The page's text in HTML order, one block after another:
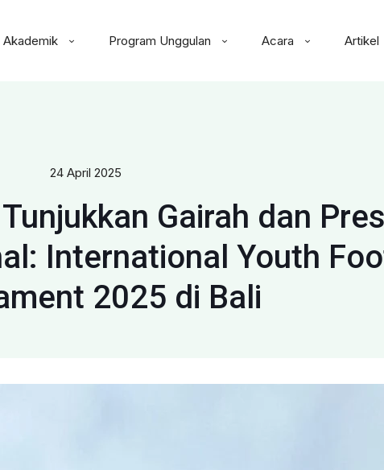
Akademik Program Unggulan Acara Artikel
24 April 2025
Gairah dan
International Youth
2025 di Bali